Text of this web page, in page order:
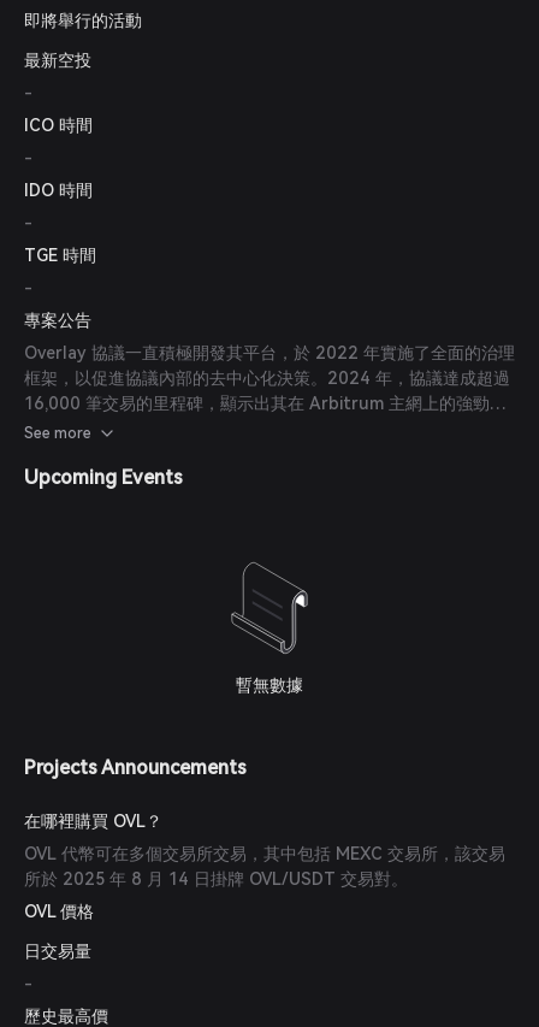
行，標誌著其公開交易的開始。
即將舉行的活動
最新空投
-
ICO 時間
-
IDO 時間
-
TGE 時間
-
專案公告
Overlay 協議一直積極開發其平台，於 2022 年實施了全面的治理
框架，以促進協議內部的去中心化決策。2024 年，協議達成超過
16,000 筆交易的里程碑，顯示出其在 Arbitrum 主網上的強勁活
動。
See more
Upcoming Events
暫無數據
Projects Announcements
在哪裡購買 OVL？
OVL 代幣可在多個交易所交易，其中包括 MEXC 交易所，該交易
所於 2025 年 8 月 14 日掛牌 OVL/USDT 交易對。
OVL 價格
日交易量
-
歷史最高價